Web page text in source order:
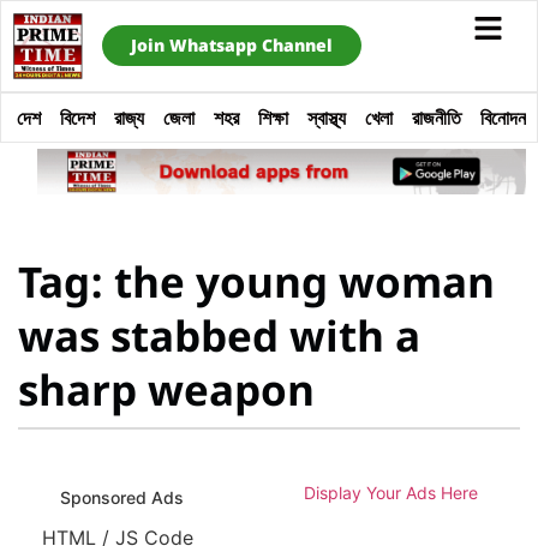
Join Whatsapp Channel
দেশ বিদেশ রাজ্য জেলা শহর শিক্ষা স্বাস্থ্য খেলা রাজনীতি বিনোদন
Tag: the young woman
was stabbed with a
sharp weapon
Sponsored Ads Display Your Ads Here
HTML / JS Code